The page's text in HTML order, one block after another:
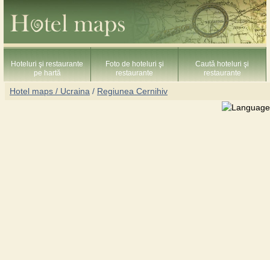
Hoteluri şi restaurante
pe hartă
Foto de hoteluri şi
restaurante
Caută hoteluri şi
restaurante
Hotel maps / Ucraina / Regiunea Cernihiv